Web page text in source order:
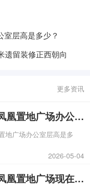
层高是多少？
遗留装修正西朝向
更多资讯
2026北京凤凰置地广场办公室层高是多少？
地广场办公室层高是多
2026-05-04
2026北京凤凰置地广场现在有没有特价的办公室出租房源？